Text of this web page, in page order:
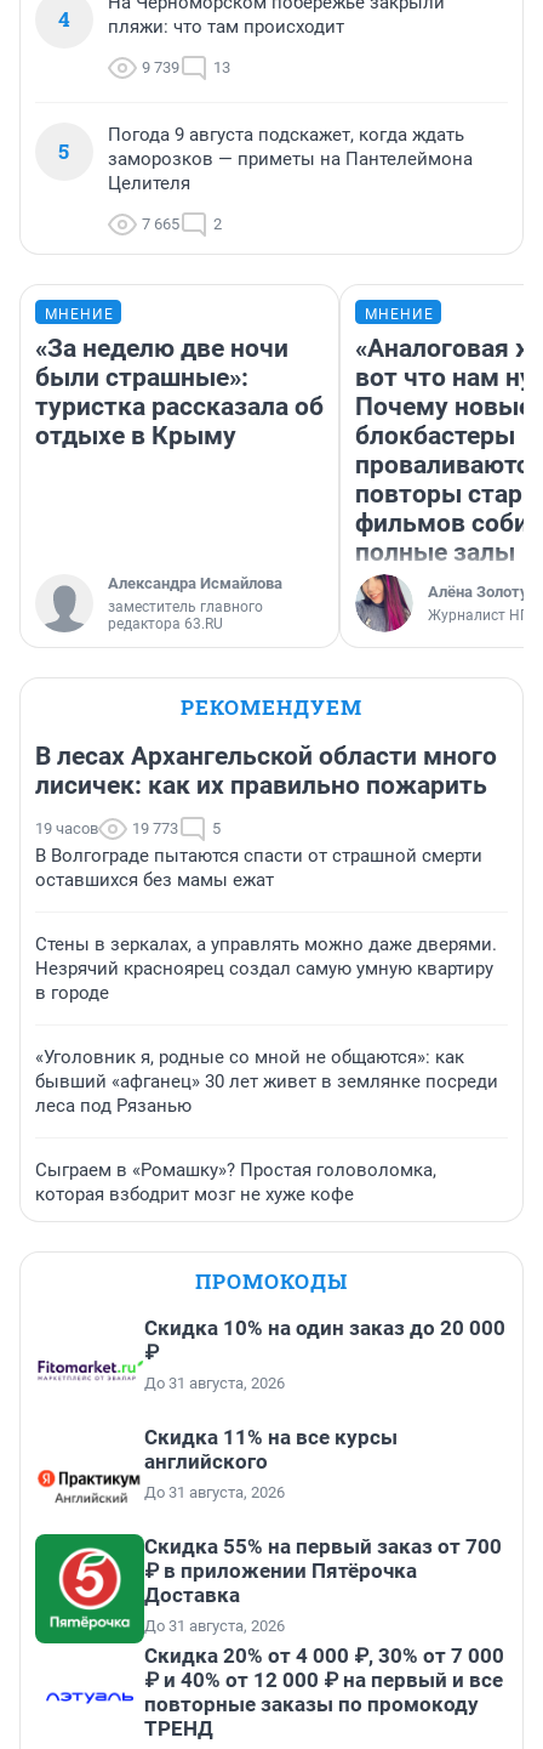
4
пляжи: что там происходит
9 739 13
5
Погода 9 августа подскажет, когда ждать
заморозков — приметы на Пантелеймона
Целителя
7 665 2
МНЕНИЕ
«За неделю две ночи
были страшные»:
туристка рассказала об
отдыхе в Крыму
Александра Исмайлова
заместитель главного
редактора 63.RU
МНЕНИЕ
«Аналоговая
вот что нам
Почему новые
блокбастеры
повторы
фильмов
полные залы
Алёна
Журналист НГС
РЕКОМЕНДУЕМ
В лесах Архангельской области много
лисичек: как их правильно пожарить
19 часов 19 773 5
В Волгограде пытаются спасти от страшной смерти
оставшихся без мамы ежат
Стены в зеркалах, а управлять можно даже дверями.
Незрячий красноярец создал самую умную квартиру
в городе
«Уголовник я, родные со мной не общаются»: как
бывший «афганец» 30 лет живет в землянке посреди
леса под Рязанью
Сыграем в «Ромашку»? Простая головоломка,
которая взбодрит мозг не хуже кофе
ПРОМОКОДЫ
Скидка 10% на один заказ до 20 000
₽
До 31 августа, 2026
Скидка 11% на все курсы
английского
До 31 августа, 2026
Скидка 55% на первый заказ от 700
₽ в приложении Пятёрочка
Доставка
До 31 августа, 2026
Скидка 20% от 4 000 ₽, 30% от 7 000
₽ и 40% от 12 000 ₽ на первый и все
повторные заказы по промокоду
ТРЕНД